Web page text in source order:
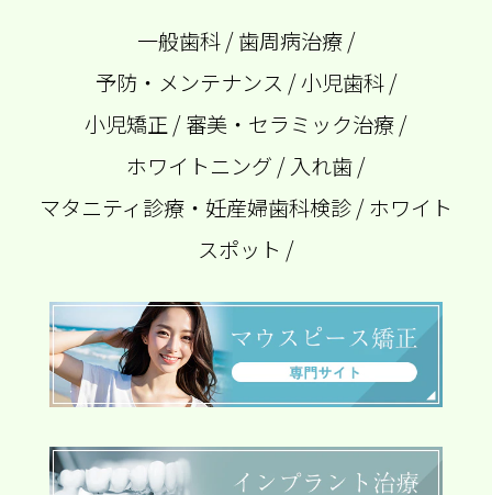
一般歯科/歯周病治療/
予防・メンテナンス /小児歯科/
小児矯正 /審美・セラミック治療/
ホワイトニング / 入れ歯/
マタニティ診療・妊産婦歯科検診/ホワイト
スポット /